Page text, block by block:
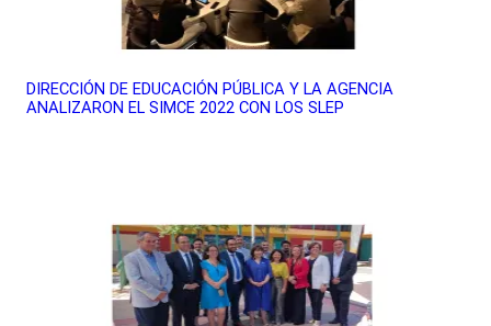
DIRECCIÓN DE EDUCACIÓN PÚBLICA Y LA AGENCIA
ANALIZARON EL SIMCE 2022 CON LOS SLEP